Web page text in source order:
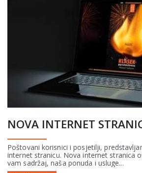
NOVA INTERNET
Poštovani korisnici i posjetilji,
internet stranicu. Nova internet stranica
vam sadržaj, naša ponuda i usluge...